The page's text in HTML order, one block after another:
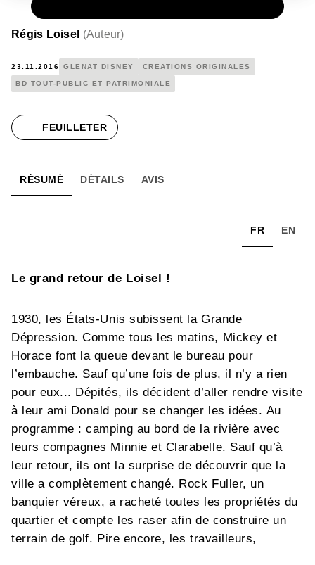
Régis Loisel (Auteur)
23.11.2016 GLÉNAT DISNEY CRÉATIONS ORIGINALES
BD TOUT-PUBLIC ET PATRIMONIALE
FEUILLETER
RÉSUMÉ DÉTAILS AVIS
FR EN
Le grand retour de Loisel !
1930, les États-Unis subissent la Grande
Dépression. Comme tous les matins, Mickey et
Horace font la queue devant le bureau pour
l’embauche. Sauf qu’une fois de plus, il n’y a rien
pour eux... Dépités, ils décident d’aller rendre visite
à leur ami Donald pour se changer les idées. Au
programme : camping au bord de la rivière avec
leurs compagnes Minnie et Clarabelle. Sauf qu’à
leur retour, ils ont la surprise de découvrir que la
ville a complètement changé. Rock Fuller, un
banquier véreux, a racheté toutes les propriétés du
quartier et compte les raser afin de construire un
terrain de golf. Pire encore, les travailleurs,